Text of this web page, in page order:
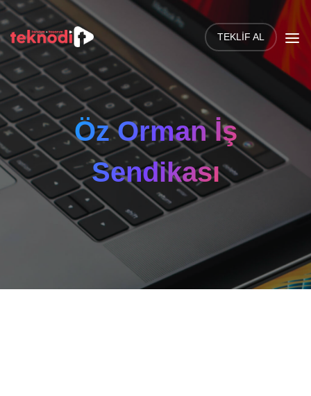
TEKLIF AL
Öz Orman İş
Sendikası